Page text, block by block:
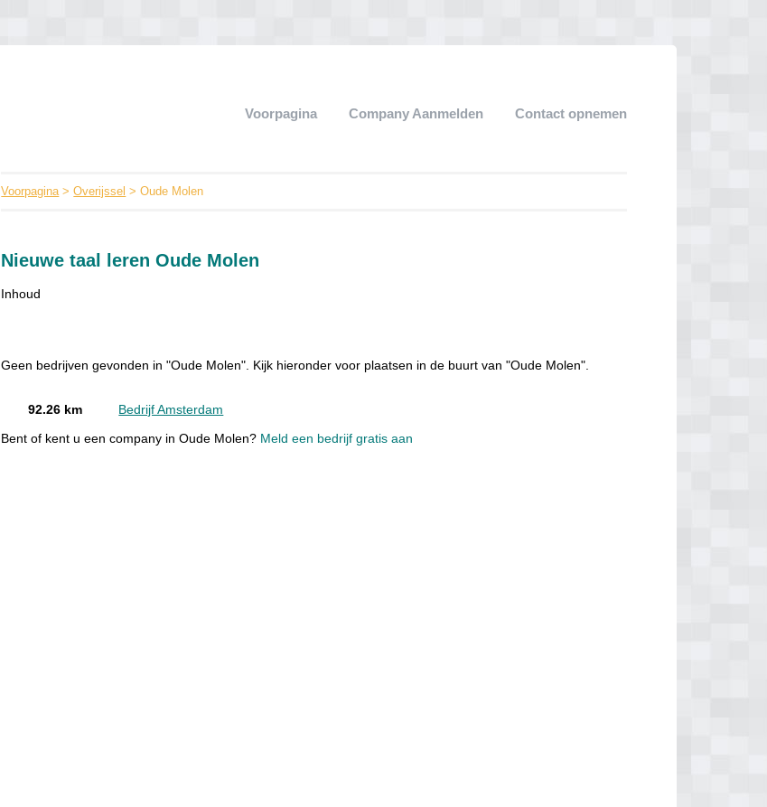
Voorpagina Company Aanmelden Contact opnemen
Voorpagina>Overijssel > Oude Molen
Nieuwe taal leren Oude Molen
Inhoud
Geen bedrijven gevonden in "Oude Molen". Kijk hieronder voor plaatsen in de buurt van "Oude Molen".
92.26 km Bedrijf Amsterdam
Bent of kent u een company in Oude Molen? Meld een bedrijf gratis aan